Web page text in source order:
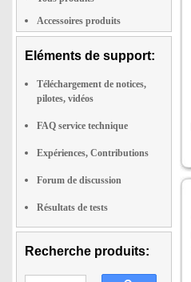
Accessoires produits
Eléments de support:
Téléchargement de notices,
pilotes, vidéos
FAQ service technique
Expériences, Contributions
Forum de discussion
Résultats de tests
Recherche produits: